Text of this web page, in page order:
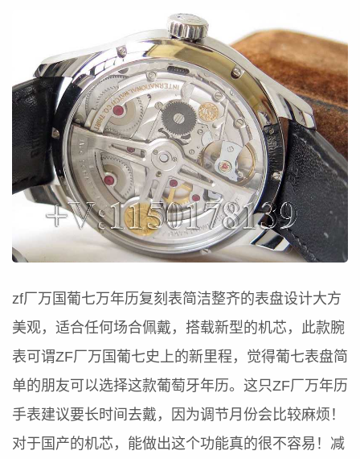
zf厂万国葡七万年历复刻表简洁整齐的表盘设计大方
美观，适合任何场合佩戴，搭载新型的机芯，此款腕
表可谓ZF厂万国葡七史上的新里程，觉得葡七表盘简
单的朋友可以选择这款葡萄牙年历。这只ZF厂万年历
手表建议要长时间去戴，因为调节月份会比较麻烦！
对于国产的机芯，能做出这个功能真的很不容易！减